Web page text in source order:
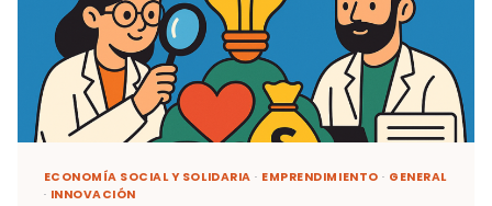
ECONOMÍA SOCIAL Y SOLIDARIA · EMPRENDIMIENTO · GENERAL
· INNOVACIÓN